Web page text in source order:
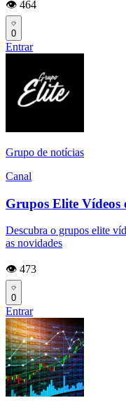
👁️ 464
0
Entrar
Grupo de notícias
Canal
Grupos Elite Vídeos
Descubra o grupos elite
as novidades
👁️ 473
0
Entrar